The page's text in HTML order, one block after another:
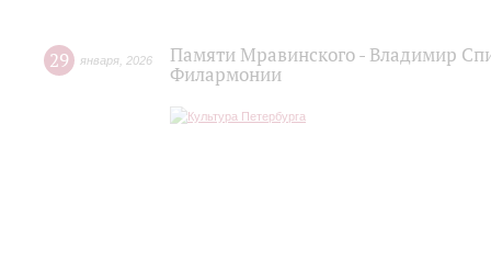
29 января 2026
Памяти Мравинского - Владимир
Филармонии